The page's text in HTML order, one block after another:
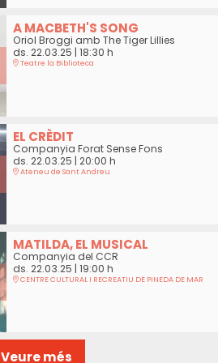
A MACBETH'S SONG
Oriol Broggi amb The Tiger Lillies
ds. 22.03.25 | 18:30 h
Teatre la Biblioteca
EL CRÈDIT
Companyia Forat Sense Fons
ds. 22.03.25 | 20:00 h
Ateneu de Sant Andreu
MATILDA, EL MUSICAL
Companyia del CCR
ds. 22.03.25 | 19:00 h
CENTRE CULTURAL I RECREATIU DE PINEDA DE MAR
Veure més